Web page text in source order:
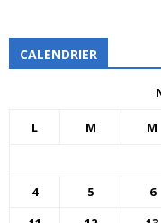
CALENDRIER
L M M
4
5 6